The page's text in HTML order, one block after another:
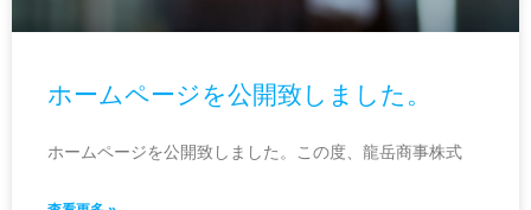
ホームページを公開致しました。
ホームページを公開致しました。この度、龍岳商事株式